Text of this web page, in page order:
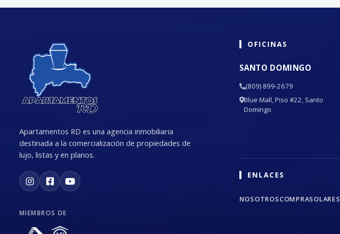
Apartamentos RD es una agencia inmobiliaria
destinada a la comercialización de propiedades de
lujo, listas y en planos.
MIEMBROS DE
OFICINAS
SANTO DOMINGO
(809) 899-2679
Blue Mall, Piso #22, Santo
Domingo
ENLACES
NOSOTROSCOMPRASOLARES